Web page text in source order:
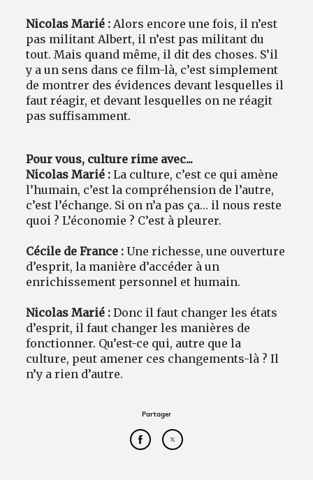
Nicolas Marié :Alors encore une fois, il n’est
pas militant Albert, il n’est pas militant du
tout. Mais quand même, il dit des choses. S’il
y a un sens dans ce film-là, c’est simplement
de montrer des évidences devant lesquelles il
faut réagir, et devant lesquelles on ne réagit
pas suffisamment.
Pour vous, culture rime avec...
Nicolas Marié :La culture, c’est ce qui amène
l’humain, c’est la compréhension de l’autre,
c’est l’échange. Si on n’a pas ça… il nous reste
quoi ? L’économie ? C’est à pleurer.
Cécile de France : Une richesse, une ouverture
d’esprit, la manière d’accéder à un
enrichissement personnel et humain.
Nicolas Marié : Donc il faut changer les états
d’esprit, il faut changer les manières de
fonctionner. Qu’est-ce qui, autre que la
culture, peut amener ces changements-là ? Il
n’y a rien d’autre.
Partager
Partager cet article sur
Partager cet article sur